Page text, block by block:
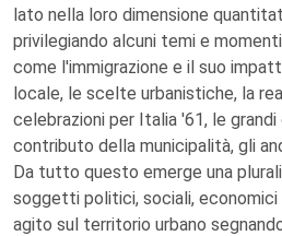
lato nella loro dimensione
privilegiando alcuni temi e
come l'immigrazione e il suo
locale, le scelte urbanistiche, la
celebrazioni per Italia '61, le
contributo della municipalità, gli
Da tutto questo emerge una
soggetti politici, sociali, economici
agito sul territorio urbano